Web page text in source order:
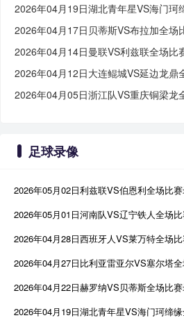
2026年04月19日湖北青年星VS海门珂
2026年04月17日贝蒂斯VS布拉加全场
2026年04月14日曼联VS利兹联全场比
2026年04月12日大连鲲城VS延边龙鼎
2026年04月05日浙江队VS重庆铜梁龙
足球录像
2026年05月02日利兹联VS伯恩利全场比
2026年05月01日河南队VS辽宁铁人全场
2026年04月28日西班牙人VS莱万特全场
2026年04月27日比利亚雷亚尔VS塞尔塔
2026年04月22日赫罗纳VS贝蒂斯全场比
2026年04月19日湖北青年星VS海门珂缔